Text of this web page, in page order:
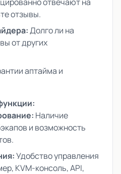
отзывы.
Долго ли на
от других
аптайма и
Наличие
и возможность
Удобство управления
KVM-консоль, API,